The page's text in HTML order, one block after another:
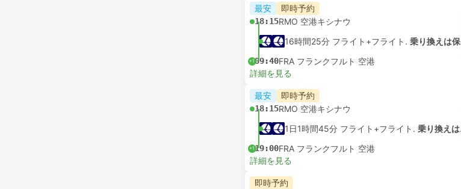
最安 即時予約
18:15RMO 空港キシナウ
16時間25分 フライト+フライト. 乗り換えは保証されていません
+109:40FRA フランクフルト 空港
詳細を見る
最安 即時予約
18:15RMO 空港キシナウ
1日1時間45分 フライト+フライト. 乗り換えは保証されていません
+119:00FRA フランクフルト 空港
詳細を見る
即時予約